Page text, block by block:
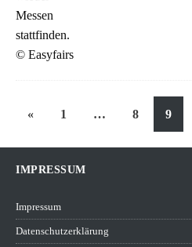
« 1 … 8 9
IMPRESSUM
Impressum
Datenschutzerklärung